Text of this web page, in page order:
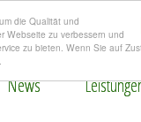
die Qualität und
Webseite zu verbessern und
zu bieten. Wenn Sie auf
News